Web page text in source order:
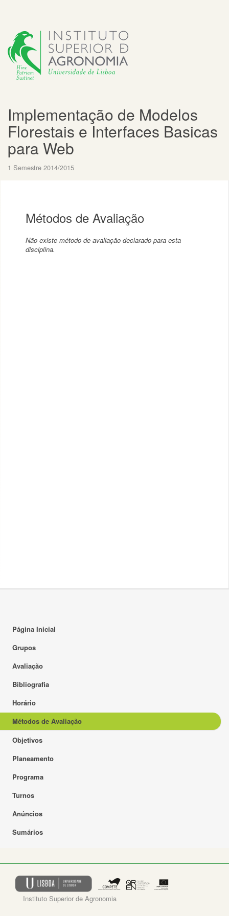
Implementação de Modelos
Florestais e Interfaces Basicas
para Web
1 Semestre 2014/2015
Métodos de Avaliação
Não existe método de avaliação declarado para esta
disciplina.
Página Inicial
Grupos
Avaliação
Bibliografia
Horário
Métodos de Avaliação
Objetivos
Planeamento
Programa
Turnos
Anúncios
Sumários
Instituto Superior de Agronomia